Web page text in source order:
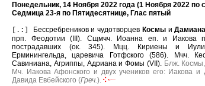
Понедельник, 14 Ноября 2022 года (1 Ноября 2022 по
Седмица 23-я по Пятидесятнице, Глас пятый
[.:] Бессребреников и чудотворцев Космы иДамиана
прп. Феодотии (III). Сщмчч. Иоанна еп. и Иакова
пострадавших (ок. 345).
Мцц. Кириены и
Ерминингельда, царевича Готфского (586).
Мчч.
Савиниана, Агриппы, Адриана и Фомы (VII). Блж.
Мч. Иакова Афонского и двух учеников его: Иакова и
Давида Евбейского (Греч.).